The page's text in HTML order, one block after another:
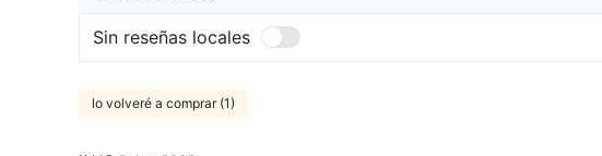
Sin reseñas locales
lo volveré a comprar (1)